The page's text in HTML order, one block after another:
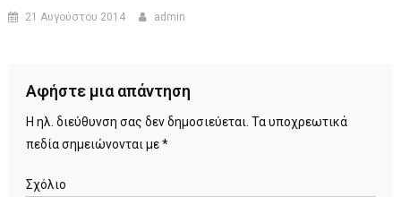
21 Αυγούστου 2014 admin
Αφήστε μια απάντηση
Η ηλ. διεύθυνση σας δεν δημοσιεύεται. Τα υποχρεωτικά
πεδία σημειώνονται με*
Σχόλιο